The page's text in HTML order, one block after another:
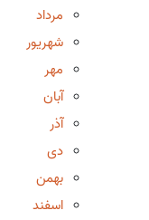
مرداد
شهریور
مهر
آبان
آذر
دی
بهمن
اسفند